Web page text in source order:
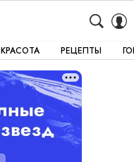
КРАСОТА РЕЦЕПТЫ